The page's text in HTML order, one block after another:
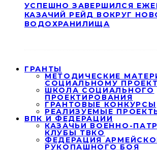
УСПЕШНО ЗАВЕРШИЛСЯ
КАЗАЧИЙ РЕЙД ВОКРУГ
ВОДОХРАНИЛИЩА
ГРАНТЫ
МЕТОДИЧЕСКИЕ
СОЦИАЛЬНОМУ
ШКОЛА СОЦИАЛЬНОГО
ПРОЕКТИРОВАНИЯ
ГРАНТОВЫЕ КОНКУРСЫ
РЕАЛИЗУЕМЫЕ
ВПК И ФЕДЕРАЦИИ
КАЗАЧЬИ ВОЕННО-
КЛУБЫ ТВКО
ФЕДЕРАЦИЯ
РУКОПАШНОГО БОЯ